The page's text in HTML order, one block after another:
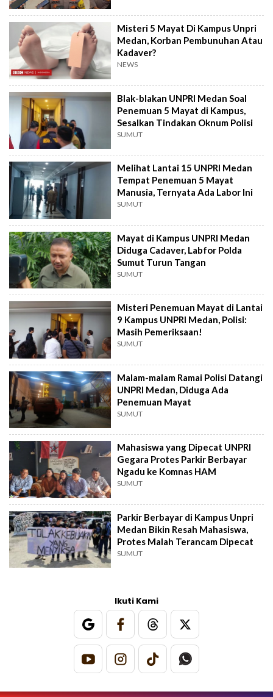
Misteri 5 Mayat Di Kampus Unpri
Medan, Korban Pembunuhan Atau
Kadaver?
NEWS
Blak-blakan UNPRI Medan Soal
Penemuan 5 Mayat di Kampus,
Sesalkan Tindakan Oknum Polisi
SUMUT
Melihat Lantai 15 UNPRI Medan
Tempat Penemuan 5 Mayat
Manusia, Ternyata Ada Labor Ini
SUMUT
Mayat di Kampus UNPRI Medan
Diduga Cadaver, Labfor Polda
Sumut Turun Tangan
SUMUT
Misteri Penemuan Mayat di Lantai
9 Kampus UNPRI Medan, Polisi:
Masih Pemeriksaan!
SUMUT
Malam-malam Ramai Polisi Datangi
UNPRI Medan, Diduga Ada
Penemuan Mayat
SUMUT
Mahasiswa yang Dipecat UNPRI
Gegara Protes Parkir Berbayar
Ngadu ke Komnas HAM
SUMUT
Parkir Berbayar di Kampus Unpri
Medan Bikin Resah Mahasiswa,
Protes Malah Terancam Dipecat
SUMUT
Ikuti Kami